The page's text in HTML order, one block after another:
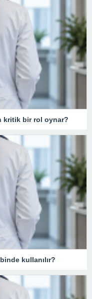
kritik bir rol oynar?
kullanılır?